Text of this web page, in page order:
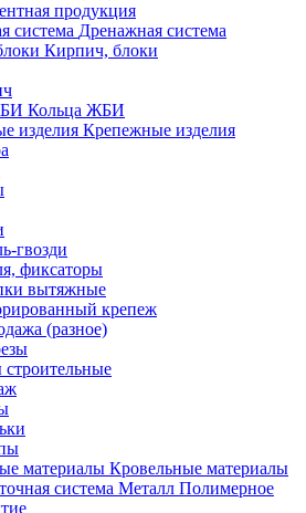
продукция
Дренажная система
Кирпич, блоки
Кольца ЖБИ
Крепежные изделия
гвозди
фиксаторы
вытяжные
крепеж
(разное)
Кровельные материалы
система Металл Полимерное